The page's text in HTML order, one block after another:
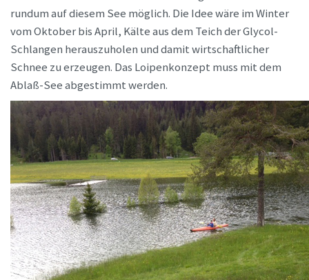
rundum auf diesem See möglich. Die Idee wäre im Winter
vom Oktober bis April, Kälte aus dem Teich der Glycol-
Schlangen herauszuholen und damit wirtschaftlicher
Schnee zu erzeugen. Das Loipenkonzept muss mit dem
Ablaß-See abgestimmt werden.